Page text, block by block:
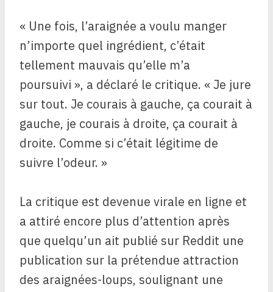
« Une fois, l’araignée a voulu manger
n’importe quel ingrédient, c’était
tellement mauvais qu’elle m’a
poursuivi », a déclaré le critique. « Je jure
sur tout. Je courais à gauche, ça courait à
gauche, je courais à droite, ça courait à
droite. Comme si c’était légitime de
suivre l’odeur. »
La critique est devenue virale en ligne et
a attiré encore plus d’attention après
que quelqu’un ait publié sur Reddit une
publication sur la prétendue attraction
des araignées-loups, soulignant une